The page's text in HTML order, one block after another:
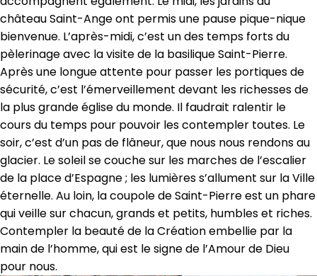
château Saint-Ange ont permis une pause pique-nique
bienvenue. L’après-midi, c’est un des temps forts du
pèlerinage avec la visite de la basilique Saint-Pierre.
Après une longue attente pour passer les portiques de
sécurité, c’est l’émerveillement devant les richesses de
la plus grande église du monde. Il faudrait ralentir le
cours du temps pour pouvoir les contempler toutes. Le
soir, c’est d’un pas de flâneur, que nous nous rendons au
glacier. Le soleil se couche sur les marches de l’escalier
de la place d’Espagne ; les lumières s’allument sur la Ville
éternelle. Au loin, la coupole de Saint-Pierre est un phare
qui veille sur chacun, grands et petits, humbles et riches.
Contempler la beauté de la Création embellie par la
main de l’homme, qui est le signe de l’Amour de Dieu
pour nous.